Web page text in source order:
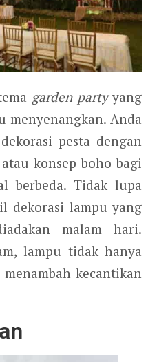
garden partyyang
menyenangkan. Anda
pesta dengan
konsep boho bagi
berbeda. Tidak lupa
dekorasi lampu yang
malam hari.
lampu tidak hanya
kecantikan